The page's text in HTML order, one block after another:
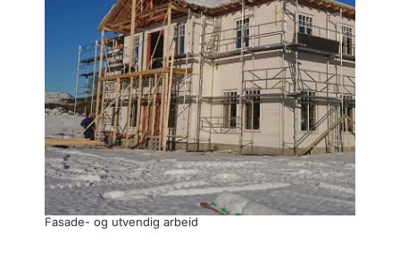
Fasade- og utvendig arbeid